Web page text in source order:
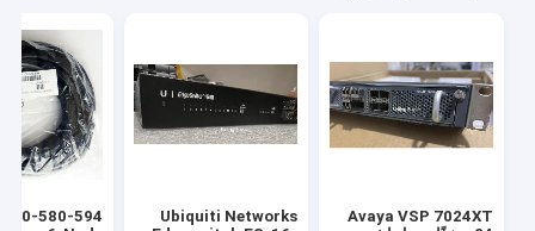
Avaya VSP 7024XT
Ubiquiti Networks